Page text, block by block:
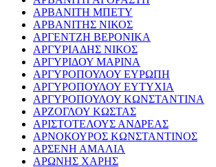
ΑΡΒΑΝΙΤΗ ΜΠΕΤΥ
ΑΡΒΑΝΙΤΗΣ ΝΙΚΟΣ
ΑΡΓΕΝΤΖΗ ΒΕΡΟΝΙΚΑ
ΑΡΓΥΡΙΑΔΗΣ ΝΙΚΟΣ
ΑΡΓΥΡΙΔΟΥ ΜΑΡΙΝΑ
ΑΡΓΥΡΟΠΟΥΛΟΥ ΕΥΡΩΠΗ
ΑΡΓΥΡΟΠΟΥΛΟΥ ΕΥΤΥΧΙΑ
ΑΡΓΥΡΟΠΟΥΛΟΥ ΚΩΝΣΤΑΝΤΙΝΑ
ΑΡΖΟΓΛΟΥ ΚΩΣΤΑΣ
ΑΡΙΣΤΟΤΕΛΟΥΣ ΑΝΔΡΕΑΣ
ΑΡΝΟΚΟΥΡΟΣ ΚΩΝΣΤΑΝΤΙΝΟΣ
ΑΡΣΕΝΗ ΑΜΑΛΙΑ
ΑΡΩΝΗΣ ΧΑΡΗΣ